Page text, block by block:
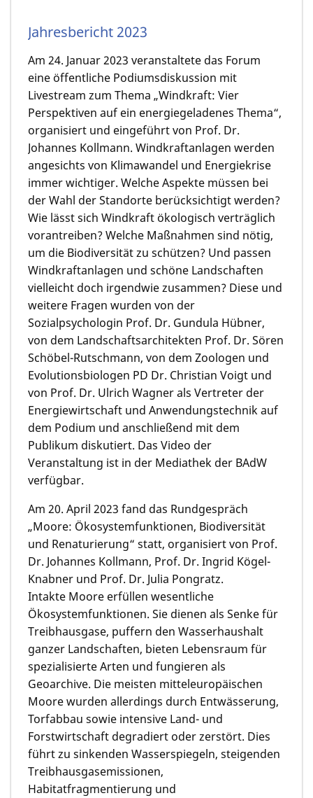
Jahresbericht 2023
­Am 24. Januar 2023 veranstaltete das Forum
eine öffentliche Podiumsdiskussion mit
Livestream zum Thema „Windkraft: Vier
Perspektiven auf ein energiegeladenes Thema“,
organisiert und eingeführt von Prof. Dr.
Johannes Kollmann. Windkraftanlagen werden
angesichts von Klimawandel und Energiekrise
immer wichtiger. Welche Aspekte müssen bei
der Wahl der Standorte berücksichtigt werden?
Wie lässt sich Windkraft ökologisch verträglich
vorantreiben? Welche Maßnahmen sind nötig,
um die Biodiversität zu schützen? Und passen
Windkraftanlagen und schöne Landschaften
vielleicht doch irgendwie zusammen? Diese und
weitere Fragen wurden von der
Sozialpsychologin Prof. Dr. Gundula Hübner,
von dem Landschaftsarchitekten Prof. Dr. Sören
Schöbel-Rutschmann, von dem Zoologen und
Evolutionsbiologen PD Dr. Christian Voigt und
von Prof. Dr. Ulrich Wagner als Vertreter der
Energiewirtschaft und Anwendungstechnik auf
dem Podium und anschließend mit dem
Publikum diskutiert. Das Video der
Veranstaltung ist in der Mediathek der BAdW
verfügbar.
Am 20. April 2023 fand das Rundgespräch
„Moore: Ökosystemfunktionen, Biodiversität
und Renaturierung“ statt, organisiert von Prof.
Dr. Johannes Kollmann, Prof. Dr. Ingrid Kögel-
Knabner und Prof. Dr. Julia Pongratz.
Intakte Moore erfüllen wesentliche
Ökosystemfunktionen. Sie dienen als Senke für
Treibhausgase, puffern den Wasserhaushalt
ganzer Landschaften, bieten Lebensraum für
spezialisierte Arten und fungieren als
Geoarchive. Die meisten mitteleuropäischen
Moore wurden allerdings durch Entwässerung,
Torfabbau sowie intensive Land- und
Forstwirtschaft degradiert oder zerstört. Dies
führt zu sinkenden Wasserspiegeln, steigenden
Treibhausgasemissionen,
Habitatfragmentierung und